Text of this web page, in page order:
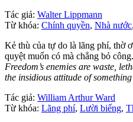
Tác giả: Walter Lippmann
Từ khóa: Chính quyền, Nhà nước,
Kẻ thù của tự do là lãng phí, thờ
quyệt muốn có mà chẳng bỏ công.
Freedom’s enemies are waste,
the insidious attitude of
Tác giả: William Arthur Ward
Từ khóa: Lãng phí, Lười biếng,